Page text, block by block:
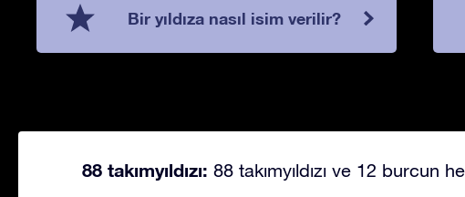
Bir yıldıza nasıl isim verilir?
88 takımyıldızı: 88 takımyıldızı ve 12 burcun